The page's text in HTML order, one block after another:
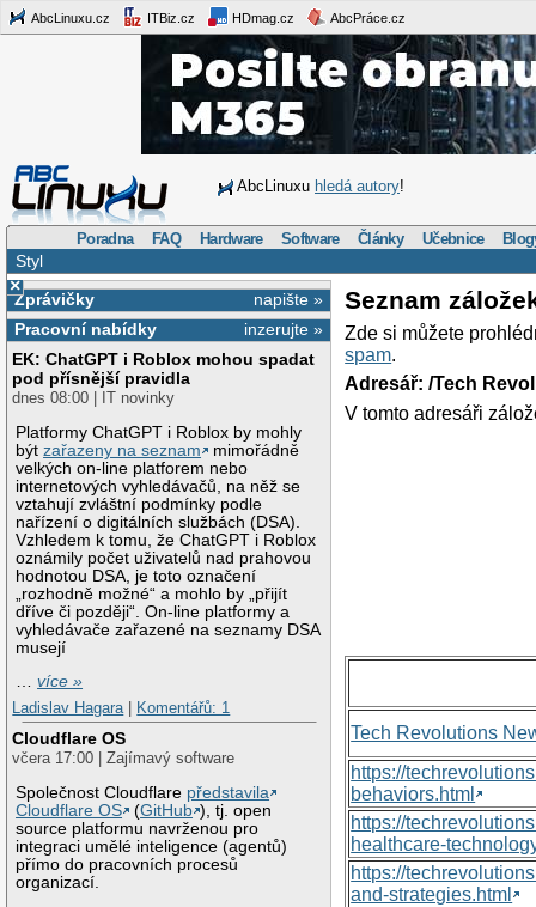
AbcLinuxu.cz ITBiz.cz HDmag.cz AbcPráce.cz
AbcLinuxu hledá autory!
Poradna FAQ Hardware Software Články Učebnice
Styl
×
napište »
Zprávičky
inzerujte »
Pracovní nabídky
EK: ChatGPT i Roblox mohou spadat
pod přísnější pravidla
dnes 08:00 | IT novinky
Platformy ChatGPT i Roblox by mohly
býtzařazeny na seznam
mimořádně
velkých on-line platforem nebo
internetových vyhledávačů, na něž se
vztahují zvláštní podmínky podle
nařízení o digitálních službách (DSA).
Vzhledem k tomu, že ChatGPT i Roblox
oznámily počet uživatelů nad prahovou
hodnotou DSA, je toto označení
„rozhodně možné“ a mohlo by „přijít
dříve či později“. On-line platformy a
vyhledávače zařazené na seznamy DSA
musejí
…více »
Ladislav Hagara
Komentářů: 1
Cloudflare OS
včera 17:00 | Zajímavý software
Společnost Cloudflare představila
Cloudflare OS
(GitHub ), tj. open
source platformu navrženou pro
integraci umělé inteligence (agentů)
přímo do pracovních procesů
organizací.
Seznam
Zde si můžete
spam.
Adresář: /Tech
V tomto adresáři
Tech Revolutions
https://
behaviors.html
https://
healthcare-
https://
and-strategies.html